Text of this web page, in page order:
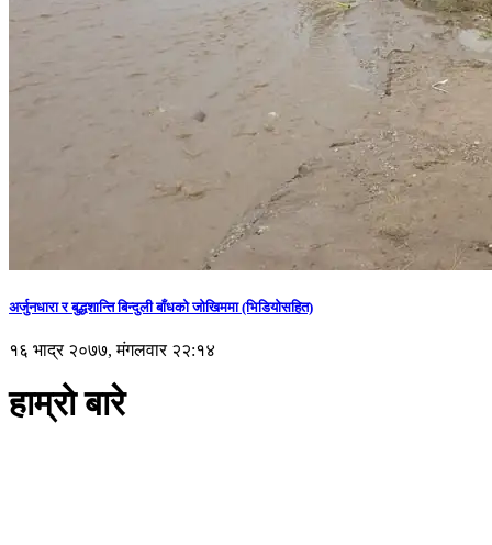
अर्जुनधारा र बुद्धशान्ति बिन्दुली बाँधको जोखिममा (भिडियाेसहित)
१६ भाद्र २०७७, मंगलवार २२:१४
हाम्रो बारे